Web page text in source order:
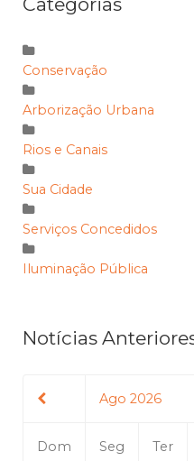
Conservação
Arborização Urbana
Rios e Canais
Sua Cidade
Serviços Concedidos
Iluminação Pública
Notícias
Ago 2026
Dom Seg Ter